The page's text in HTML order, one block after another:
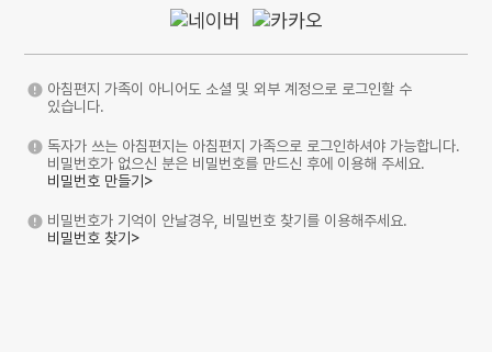
아침편지 가족이 아니어도 소셜 및 외부 계정으로 로그인할 수
있습니다.
독자가 쓰는 아침편지는 아침편지 가족으로 로그인하셔야 가능합니다.
비밀번호가 없으신 분은 비밀번호를 만드신 후에 이용해 주세요.
비밀번호 만들기>
비밀번호가 기억이 안날경우, 비밀번호 찾기를 이용해주세요.
비밀번호 찾기>